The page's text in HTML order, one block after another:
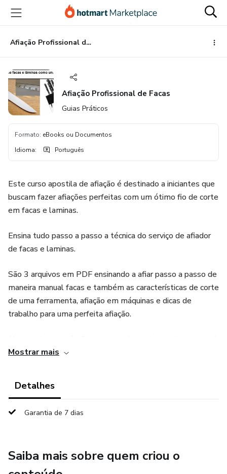
para
conteúdo
principal
para
pagamento
para
rodapé
Afiação Profissional de Facas
Afiação Profissional de Facas
Guias Práticos
Formato: eBooks ou Documentos
Idioma: Português
Este curso apostila de afiação é destinado a iniciantes que
buscam fazer afiações perfeitas com um ótimo fio de corte
em facas e laminas.
Ensina tudo passo a passo a técnica do serviço de afiador
de facas e laminas.
São 3 arquivos em PDF ensinando a afiar passo a passo de
maneira manual facas e também as características de corte
de uma ferramenta, afiação em máquinas e dicas de
trabalho para uma perfeita afiação.
Mostrar mais
Detalhes
Garantia de 7 dias
Saiba mais sobre quem criou o